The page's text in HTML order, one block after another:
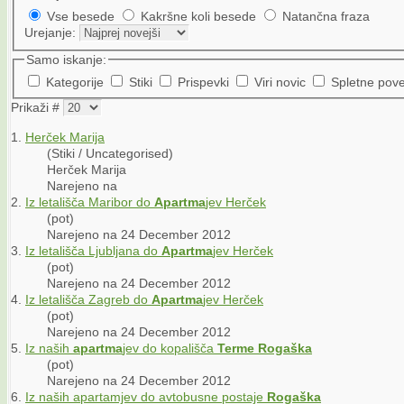
Vse besede
Kakršne koli besede
Natančna fraza
Urejanje:
Samo iskanje:
Kategorije
Stiki Prispevki Viri novic
Spletne
Prikaži #
1. Herček Marija
(Stiki / Uncategorised)
Herček Marija
Narejeno na
2. Iz letališča Maribor do Apartmajev Herček
(pot)
Narejeno na 24 December 2012
3. Iz letališča Ljubljana do Apartmajev Herček
(pot)
Narejeno na 24 December 2012
4. Iz letališča Zagreb do Apartmajev Herček
(pot)
Narejeno na 24 December 2012
5. Iz naših apartmajev do kopališča Terme Rogaška
(pot)
Narejeno na 24 December 2012
6. Iz naših apartamjev do avtobusne postaje Rogaška